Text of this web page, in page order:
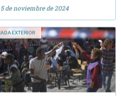
Celebrando la